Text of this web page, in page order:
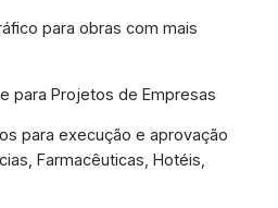
para obras com mais
para Projetos de Empresas
para execução e aprovação
Farmacêuticas, Hotéis,